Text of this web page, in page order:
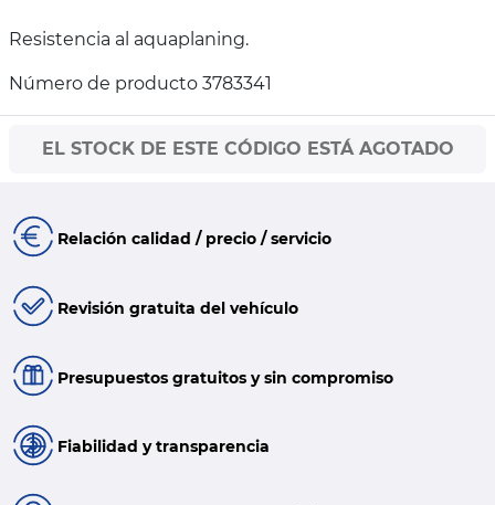
Resistencia al aquaplaning.
Número de producto 3783341
EL STOCK DE ESTE CÓDIGO ESTÁ AGOTADO
Relación calidad / precio / servicio
Revisión gratuita del vehículo
Presupuestos gratuitos y sin compromiso
Fiabilidad y transparencia